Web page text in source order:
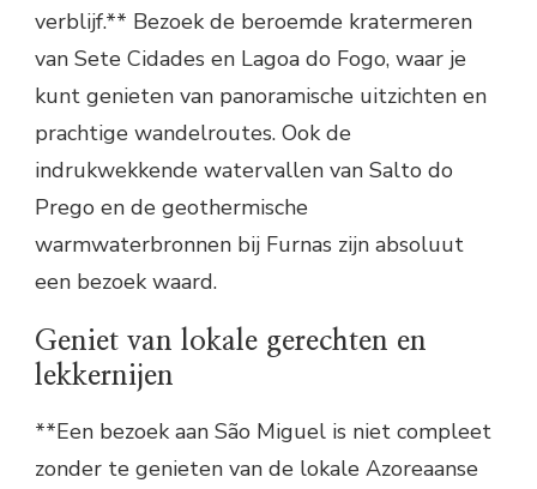
verblijf.** Bezoek de beroemde kratermeren
van Sete Cidades en Lagoa do Fogo, waar je
kunt genieten van panoramische uitzichten en
prachtige wandelroutes. Ook de
indrukwekkende watervallen van Salto do
Prego en de geothermische
warmwaterbronnen bij Furnas zijn absoluut
een bezoek waard.
Geniet van lokale gerechten en
lekkernijen
**Een bezoek aan São Miguel is niet compleet
zonder te genieten van de lokale Azoreaanse